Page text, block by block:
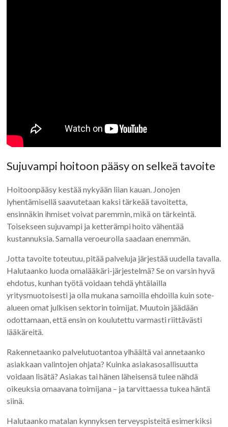
Sujuvampi hoitoon pääsy on selkeä tavoite
Hoitoonpääsy kestää nykyään liian kauan. Jonojen
lyhentämisellä saavutetaan kaksi tärkeää tavoitetta,
ensinnäkin ihmiset voivat paremmin, mikä on tärkeintä.
Toisekseen sujuvampi ja ketterämpi hoito vähentää
kustannuksia. Samalla veroeurolla saadaan enemmän.
Jotta tavoite toteutuu, pitää palveluja järjestää uudella tavalla.
Halutaanko luoda omalääkäri-järjestelmä? Se on varsin hyvä
ehdotus, kunhan työtä voidaan tehdä yhtälailla
yritysmuotoisesti ja olla mukana samoilla ehdoilla kuin sote-
alueen omat julkisen sektorin toimijat. Muutoin jäädään
odottamaan, että ensin on koulutettu varmasti riittävästi
lääkäreitä.
Rakennetaanko palvelutuotantoa ylhäältä vai annetaanko
asiakkaan valintojen ohjata? Kuinka asiakasosallisuutta
voidaan lisätä? Asiakas tai hänen läheisensä tulee nähdä
oikeuksia omaavana toimijana – ja tarvittaessa tukea häntä
siinä.
Halutaanko matalan kynnyksen terveyspisteitä esimerkiksi